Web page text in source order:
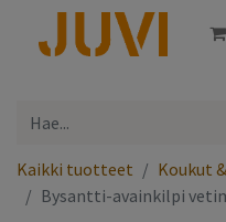
Kaikki tuotteet
Koukut
Bysantti-avainkilpi